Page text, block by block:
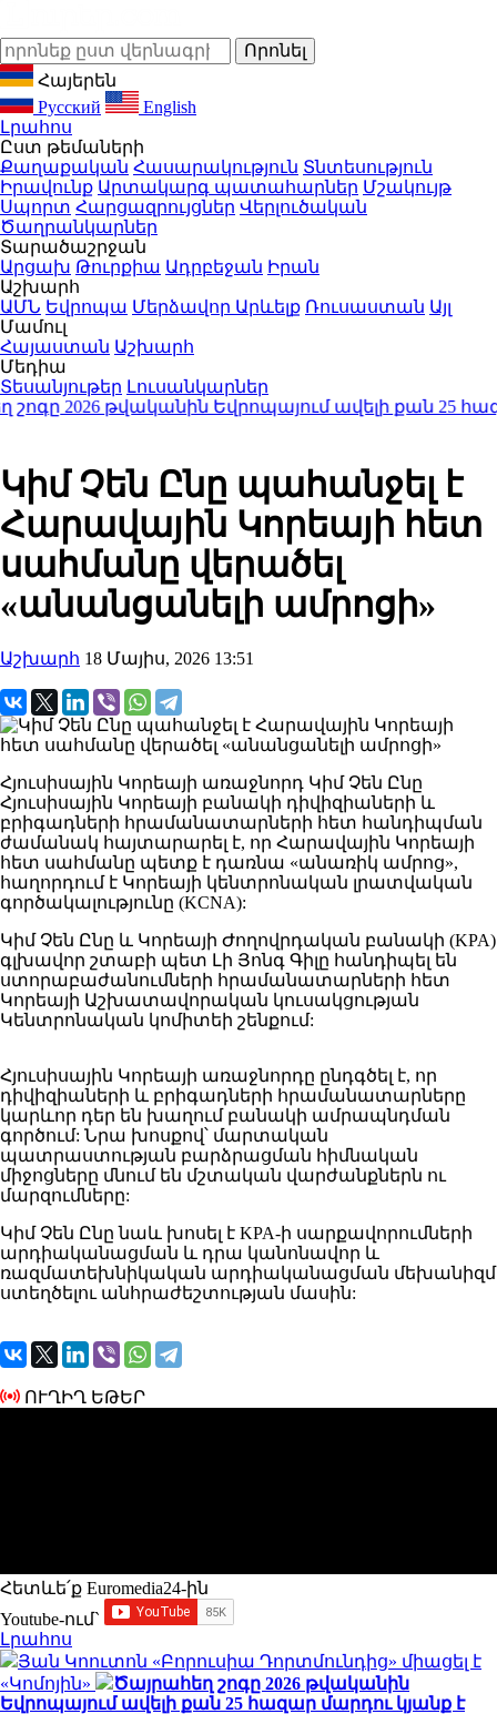
Հայերեն
Русский
English
Լրահոս
Ըստ թեմաների
Քաղաքական Հասարակություն Տնտեսություն
Իրավունք Արտակարգ պատահարներ Մշակույթ
Սպորտ Հարցազրույցներ Վերլուծական
Ծաղրանկարներ
Տարածաշրջան
Արցախ Թուրքիա Ադրբեջան Իրան
Աշխարհ
ԱՄՆ Եվրոպա Մերձավոր Արևելք Ռուսաստան Այլ
Մամուլ
Հայաստան Աշխարհ
Մեդիա
Տեսանյութեր Լուսանկարներ
2026 թվականին Եվրոպայում ավելի քան 25 հազար
Կիմ Չեն Ընը պահանջել է
Հարավային Կորեայի հետ
սահմանը վերածել
«անանցանելի ամրոցի»
Աշխարհ 18 Մայիս, 2026 13:51
Հյուսիսային Կորեայի առաջնորդ Կիմ Չեն Ընը
Հյուսիսային Կորեայի բանակի դիվիզիաների և
բրիգադների հրամանատարների հետ հանդիպման
ժամանակ հայտարարել է, որ Հարավային Կորեայի
հետ սահմանը պետք է դառնա «անառիկ ամրոց»,
հաղորդում է Կորեայի կենտրոնական լրատվական
գործակալությունը (KCNA):
Կիմ Չեն Ընը և Կորեայի Ժողովրդական բանակի (KPA)
գլխավոր շտաբի պետ Լի Յոնգ Գիլը հանդիպել են
ստորաբաժանումների հրամանատարների հետ
Կորեայի Աշխատավորական կուսակցության
Կենտրոնական կոմիտեի շենքում:
Հյուսիսային Կորեայի առաջնորդը ընդգծել է, որ
դիվիզիաների և բրիգադների հրամանատարները
կարևոր դեր են խաղում բանակի ամրապնդման
գործում: Նրա խոսքով՝ մարտական ​​
պատրաստության բարձրացման հիմնական
միջոցները մնում են մշտական ​​​​վարժանքներն ու
մարզումները:
Կիմ Չեն Ընը նաև խոսել է KPA-ի սարքավորումների
արդիականացման և դրա կանոնավոր և
ռազմատեխնիկական արդիականացման մեխանիզմ
ստեղծելու անհրաժեշտության մասին:
ՈՒՂԻՂ ԵԹԵՐ
Հետևե՛ք Euromedia24-ին
Youtube-ում`
Լրահոս
Յան Կոուտոն «Բորուսիա Դորտմունդից» միացել է
«Կոմոյին»
Ծայրահեղ շոգը 2026 թվականին
Եվրոպայում ավելի քան 25 հազար մարդու կյանք է